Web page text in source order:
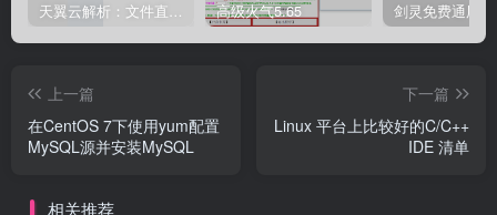
天翼云解析：文件直链获取源码 高级火气5.65
上一篇
在CentOS 7下使用yum配置
MySQL源并安装MySQL
下一篇
Linux 平台上比较好的C/C++
IDE 清单
相关推荐